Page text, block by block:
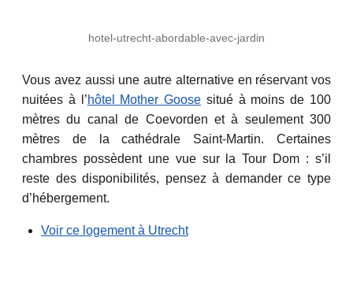
hotel-utrecht-abordable-avec-jardin
Vous avez aussi une autre alternative en réservant vos
nuitées à l’hôtel Mother Goose situé à moins de 100
mètres du canal de Coevorden et à seulement 300
mètres de la cathédrale Saint-Martin. Certaines
chambres possèdent une vue sur la Tour Dom : s’il
reste des disponibilités, pensez à demander ce type
d’hébergement.
Voir ce logement à Utrecht